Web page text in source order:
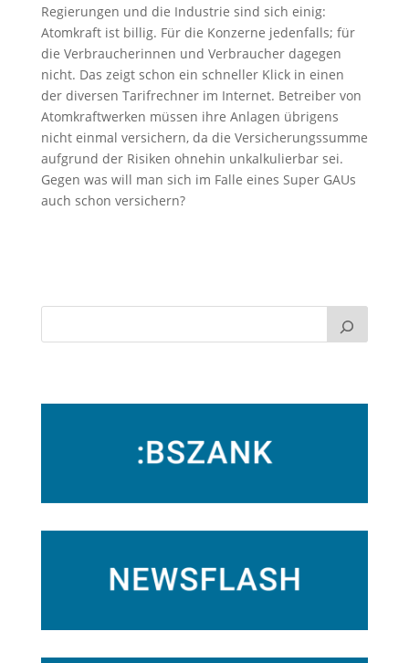
Regierungen und die Industrie sind sich einig:
Atomkraft ist billig. Für die Konzerne jedenfalls; für
die Verbraucherinnen und Verbraucher dagegen
nicht. Das zeigt schon ein schneller Klick in einen
der diversen Tarifrechner im Internet. Betreiber von
Atomkraftwerken müssen ihre Anlagen übrigens
nicht einmal versichern, da die Versicherungssumme
aufgrund der Risiken ohnehin unkalkulierbar sei.
Gegen was will man sich im Falle eines Super GAUs
auch schon versichern?